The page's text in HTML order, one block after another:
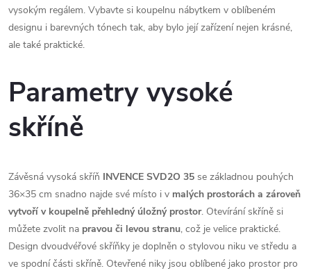
vysokým regálem. Vybavte si koupelnu nábytkem v oblíbeném
designu i barevných tónech tak, aby bylo její zařízení nejen krásné,
ale také praktické.
Parametry vysoké
skříně
Závěsná vysoká skříň INVENCE SVD2O 35 se základnou pouhých
36×35 cm snadno najde své místo i v malých prostorách a zároveň
vytvoří v koupelně přehledný úložný prostor. Otevírání skříně si
můžete zvolit na pravou či levou stranu, což je velice praktické.
Design dvoudvéřové skříňky je doplněn o stylovou niku ve středu a
ve spodní části skříně. Otevřené niky jsou oblíbené jako prostor pro